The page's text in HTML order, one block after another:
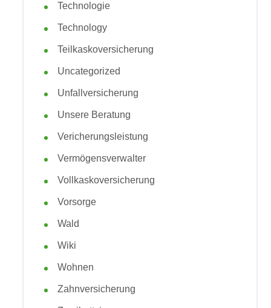
Technologie
Technology
Teilkaskoversicherung
Uncategorized
Unfallversicherung
Unsere Beratung
Vericherungsleistung
Vermögensverwalter
Vollkaskoversicherung
Vorsorge
Wald
Wiki
Wohnen
Zahnversicherung